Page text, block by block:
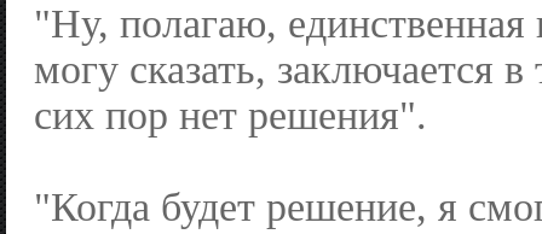
"Ну, полагаю,
могу сказать, заключается
сих пор нет решения".
"Когда будет решение, я